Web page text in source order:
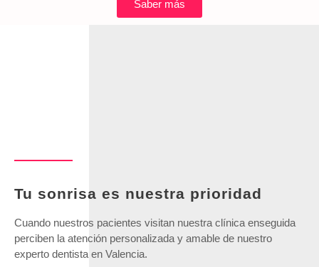
Saber más
Tu sonrisa es nuestra prioridad
Cuando nuestros pacientes visitan nuestra clínica enseguida
perciben la atención personalizada y amable de nuestro
experto dentista en Valencia.